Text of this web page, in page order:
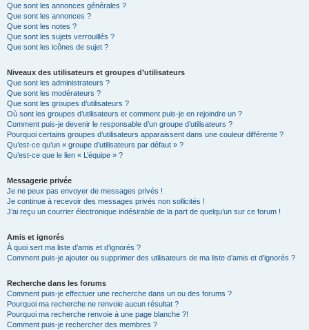
Que sont les annonces générales ?
Que sont les annonces ?
Que sont les notes ?
Que sont les sujets verrouillés ?
Que sont les icônes de sujet ?
Niveaux des utilisateurs et groupes d’utilisateurs
Que sont les administrateurs ?
Que sont les modérateurs ?
Que sont les groupes d’utilisateurs ?
Où sont les groupes d’utilisateurs et comment puis-je en rejoindre un ?
Comment puis-je devenir le responsable d’un groupe d’utilisateurs ?
Pourquoi certains groupes d’utilisateurs apparaissent dans une couleur différente ?
Qu’est-ce qu’un « groupe d’utilisateurs par défaut » ?
Qu’est-ce que le lien « L’équipe » ?
Messagerie privée
Je ne peux pas envoyer de messages privés !
Je continue à recevoir des messages privés non sollicités !
J’ai reçu un courrier électronique indésirable de la part de quelqu’un sur ce forum !
Amis et ignorés
À quoi sert ma liste d’amis et d’ignorés ?
Comment puis-je ajouter ou supprimer des utilisateurs de ma liste d’amis et d’ignorés ?
Recherche dans les forums
Comment puis-je effectuer une recherche dans un ou des forums ?
Pourquoi ma recherche ne renvoie aucun résultat ?
Pourquoi ma recherche renvoie à une page blanche ?!
Comment puis-je rechercher des membres ?